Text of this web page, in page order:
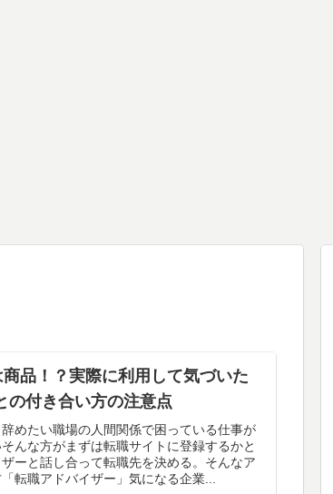
品！？実際に利用して気づいた
の付き合い方の注意点
めたい職場の人間関係で困っている仕事が
んな方がまずは転職サイトに登録するかと
ーと話し合って転職先を決める。そんなア
転職アドバイザー」気になる企業...